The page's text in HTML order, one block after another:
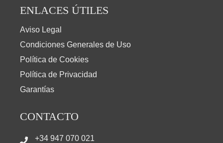
ENLACES ÚTILES
Aviso Legal
Condiciones Generales de Uso
Política de Cookies
Política de Privacidad
Garantías
CONTACTO
+34 947 070 021